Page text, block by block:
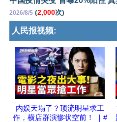
2026/8/5 (2,000次)
人民报视频:
内娱天塌了？顶流明星求工
作，横店群演惨状空前！ ｜#